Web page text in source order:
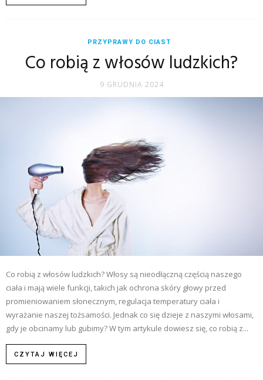
PRZYPRAWY DO CIAST
Co robią z włosów ludzkich?
9 GRUDNIA 2024
Co robią z włosów ludzkich? Włosy są nieodłączną częścią naszego
ciała i mają wiele funkcji, takich jak ochrona skóry głowy przed
promieniowaniem słonecznym, regulacja temperatury ciała i
wyrażanie naszej tożsamości. Jednak co się dzieje z naszymi włosami,
gdy je obcinamy lub gubimy? W tym artykule dowiesz się, co robią z...
CZYTAJ WIĘCEJ